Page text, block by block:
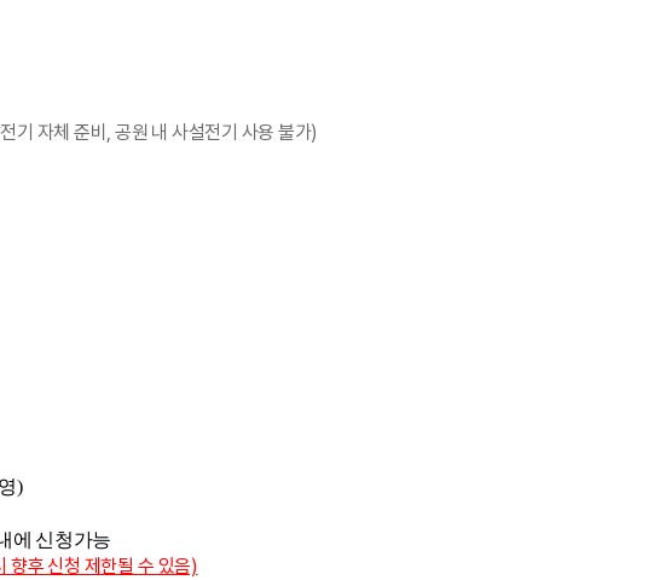
기 자체 준비, 공원 내 사설전기 사용 불가)
)
에 신청가능
향후 신청 제한될 수 있음)